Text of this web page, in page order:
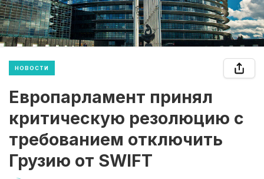
НОВОСТИ
Европарламент принял
критическую резолюцию с
требованием отключить
Грузию от SWIFT